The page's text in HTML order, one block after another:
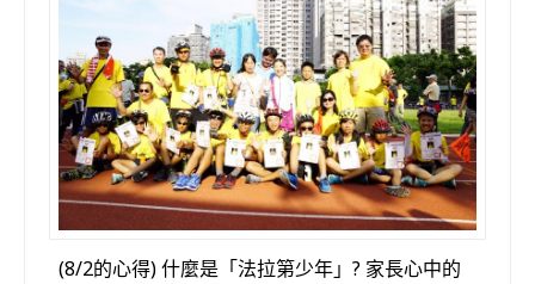
(8/2的心得) 什麼是「法拉第少年」? 家長心中的